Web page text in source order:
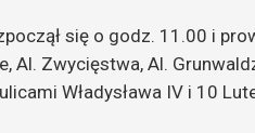
się o godz. 11.00 i
Al. Zwycięstwa, Al.
Władysława IV i 10